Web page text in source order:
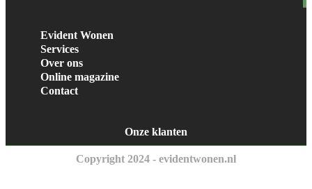
Evident Wonen
Services
Over ons
Online magazine
Contact
Onze klanten
Copyright 2024 - evidentwonen.nl